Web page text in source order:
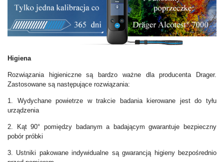
Higiena
Rozwiązania higieniczne są bardzo ważne dla producenta Drager.
Zastosowane są następujące rozwiązania:
1. Wydychane powietrze w trakcie badania kierowane jest do tyłu
urządzenia
2.
Kąt 90° pomiędzy badanym a badającym gwarantuje bezpieczny
pobór próbki
3. Ustniki pakowane indywidualne są gwarancją higieny bezpośrednio